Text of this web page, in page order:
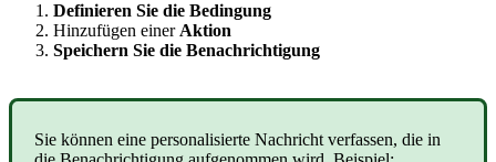
Definieren Sie die Bedingung
Hinzufügen einer Aktion
Speichern Sie die Benachrichtigung
Sie können eine personalisierte Nachricht verfassen, die in